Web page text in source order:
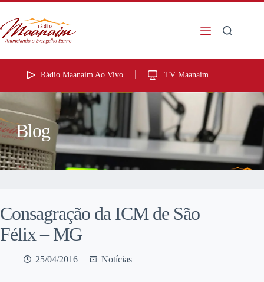
Rádio Maanaim Ao Vivo TV Maanaim
Blog
Consagração da ICM de São
Félix – MG
25/04/2016 Notícias